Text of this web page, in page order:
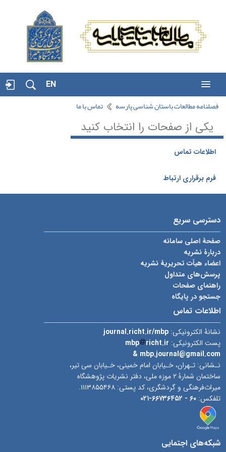
EN
فصلنامه مطالعات باستان شناسی پارسه تماس با ما
یکی از صفحات را انتخاب کنید
اطلاعات تماس
فرم برقراری ارتباط
دسترسی سریع
صفحۀ اصلی سامانه
دربارۀ نشریه
اعضاء هیأت تحریریۀ نشریه
پرسش‌های متداول
راهنمای صفحات
جستجو در پایگاه
اطلاعات تماس
نشانۀ الکترونیکی:journal.richt.ir/mbp
پست الکترونیکی:
mbp
richt.ir
& mbp.journal@gmail.com
نـشانی: تـهران، خـیابان امام خمینی، خـیابان سی تیر،
ساختمان شمارۀ ۲ موزه ملی، دفتر نشریات پژوهشگاه
میراث‌فرهنگی و گردشگری، کد پستی: ۱۱۱۳۸۵۵۴۶۸.
تلفکس:۶۰ - ۶۶۷۳۶۴۵۲-۰۲۱
شبکه‌های اجتمایی